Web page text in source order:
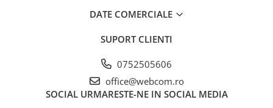
DATE COMERCIALE
SUPORT CLIENTI
0752505606
office@webcom.ro
SOCIAL URMARESTE-NE IN SOCIAL MEDIA